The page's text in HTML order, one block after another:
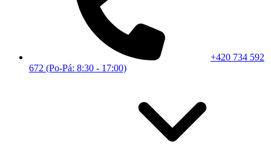
+420 734 592
672 (Po-Pá: 8:30 - 17:00)